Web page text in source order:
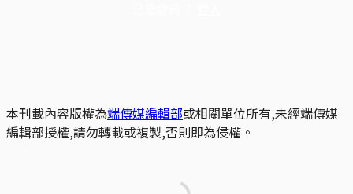
本刊載內容版權為端傳媒編輯部或相關單位所有,未經端傳媒
編輯部授權,請勿轉載或複製,否則即為侵權。